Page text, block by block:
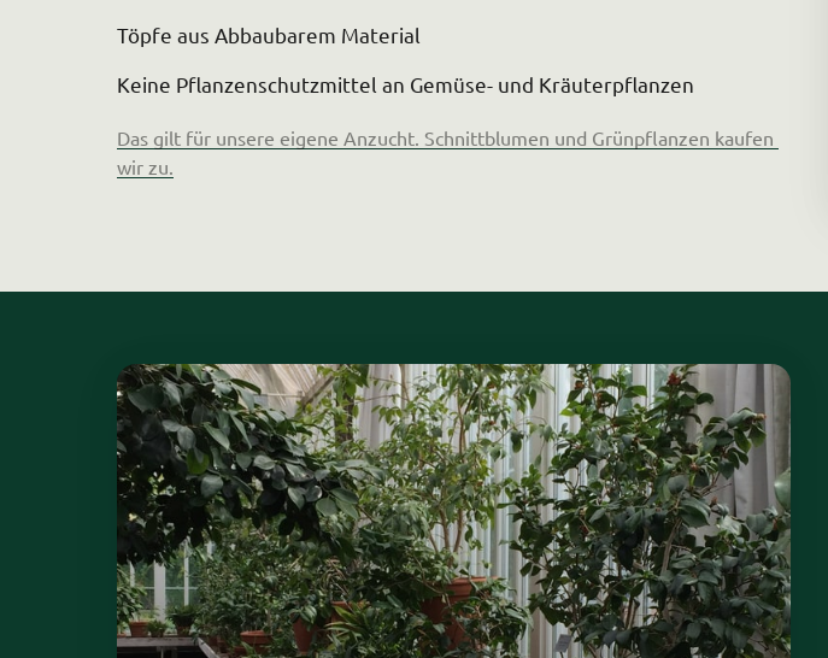
Töpfe aus Abbaubarem Material
Keine Pflanzenschutzmittel an Gemüse- und Kräuterpflanzen
Das gilt für unsere eigene Anzucht. Schnittblumen und Grünpflanzen
wir zu.